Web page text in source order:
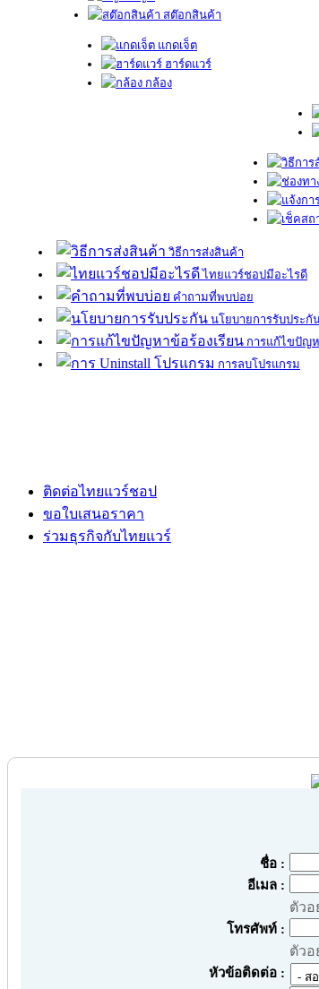
สต๊อกสินค้า
แกดเจ็ต
ฮาร์ดแวร์
กล้อง
วิธีการส่งสินค้า
ไทยแวร์ชอปมีอะไรดี
คำถามที่พบบ่อย
นโยบายการรับประกั
การแก้ไขปัญ
การลบโปรแกรม
ติดต่อไทยแวร์ชอป
ขอใบเสนอราคา
ร่วมธุรกิจกับไทยแวร์
ชื่อ :
อีเมล :
ตัวอ
โทรศัพท์ :
ตัวอ
หัวข้อติดต่อ :